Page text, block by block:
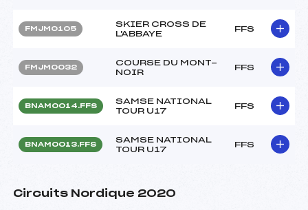
FMJM0105
SKIER CROSS DE
L'ABBAYE
FFS
FMJM0032
COURSE DU MONT-
NOIR
FFS
BNAM0014.FFS
SAMSE NATIONAL
TOUR U17
FFS
BNAM0013.FFS
SAMSE NATIONAL
TOUR U17
FFS
Circuits Nordique 2020